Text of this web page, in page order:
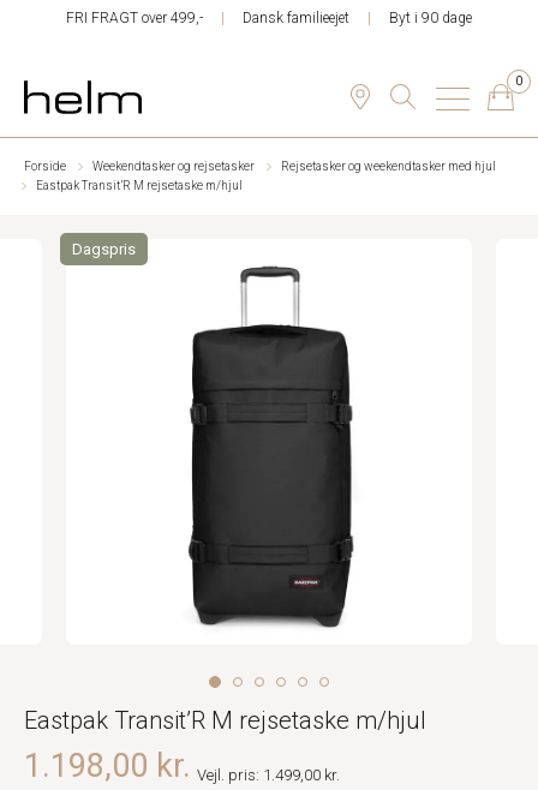
FRI FRAGT over 499,- Dansk familieejet Byt i 90 dage
0
Forside Weekendtasker og rejsetasker
Rejsetasker og weekendtasker med hjul
Eastpak Transit’R M rejsetaske m/hjul
Dagspris
Eastpak Transit’R M rejsetaske m/hjul
1.198,00 kr. Vejl. pris: 1.499,00 kr.